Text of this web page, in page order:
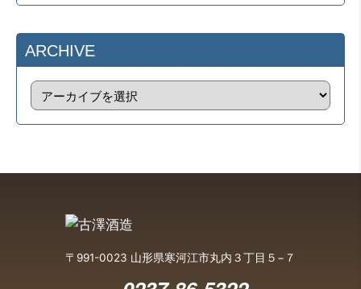
ARCHIVE
〒991-0023 山形県寒河江市丸内３丁目５−７